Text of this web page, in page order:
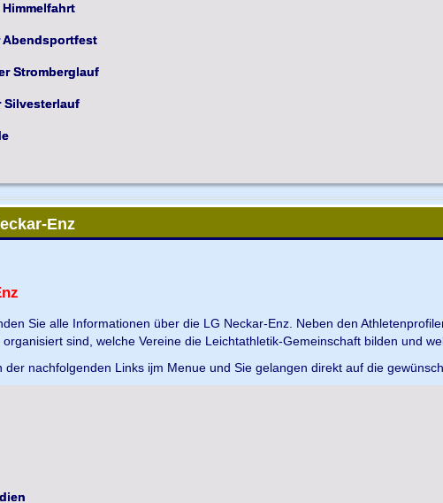
Abendsportfest
Stromberglauf
Silvesterlauf
Enz
Sie alle Informationen über die LG Neckar-Enz. Neben den
sind, welche Vereine die Leichtathletik-Gemeinschaft bilden und
der nachfolgenden Links ijm Menue und Sie gelangen direkt auf die